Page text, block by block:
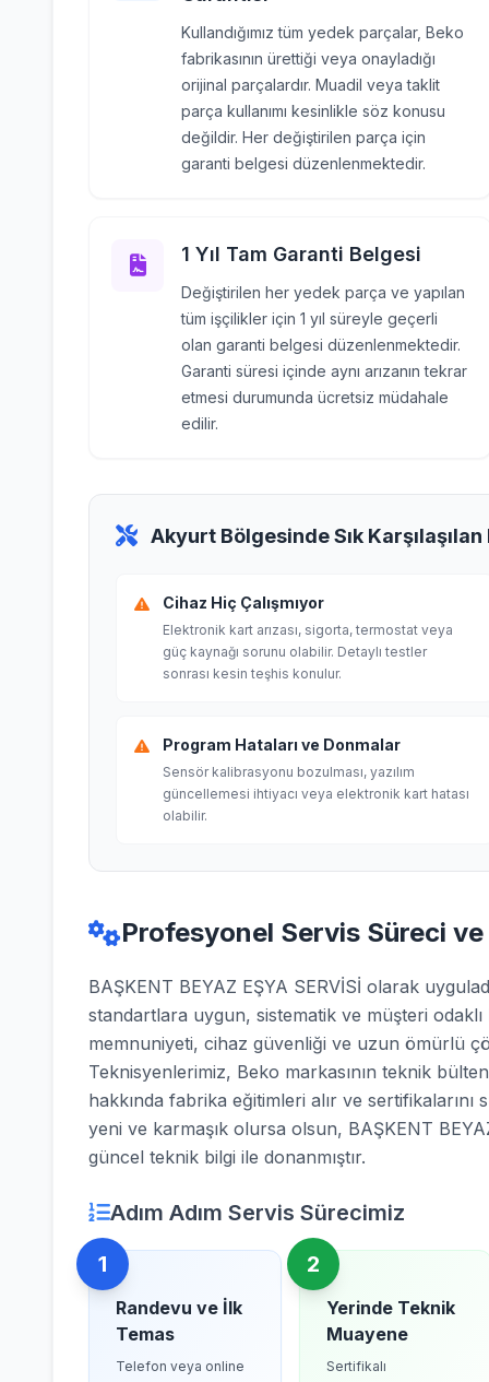
Kullandığımız tüm yedek parçalar, Beko
fabrikasının ürettiği veya onayladığı
orijinal parçalardır. Muadil veya taklit
parça kullanımı kesinlikle söz konusu
değildir. Her değiştirilen parça için
garanti belgesi düzenlenmektedir.
1 Yıl Tam Garanti Belgesi
Değiştirilen her yedek parça ve yapılan
tüm işçilikler için 1 yıl süreyle geçerli
olan garanti belgesi düzenlenmektedir.
Garanti süresi içinde aynı arızanın tekrar
etmesi durumunda ücretsiz müdahale
edilir.
Akyurt Bölgesinde Sık Karşılaşılan
Cihaz Hiç Çalışmıyor
Elektronik kart arızası, sigorta, termostat veya
güç kaynağı sorunu olabilir. Detaylı testler
sonrası kesin teşhis konulur.
Program Hataları ve Donmalar
Sensör kalibrasyonu bozulması, yazılım
güncellemesi ihtiyacı veya elektronik kart hatası
olabilir.
Profesyonel Servis Süreci ve
BAŞKENT BEYAZ EŞYA SERVİSİ olarak
standartlara uygun, sistematik ve müşteri
memnuniyeti, cihaz güvenliği ve uzun ömürlü
Teknisyenlerimiz, Beko markasının teknik
hakkında fabrika eğitimleri alır ve
yeni ve karmaşık olursa olsun, BAŞKENT
güncel teknik bilgi ile donanmıştır.
Adım Adım Servis Sürecimiz
1
Randevu ve İlk
Temas
Telefon veya online
2
Yerinde Teknik
Muayene
Sertifikalı